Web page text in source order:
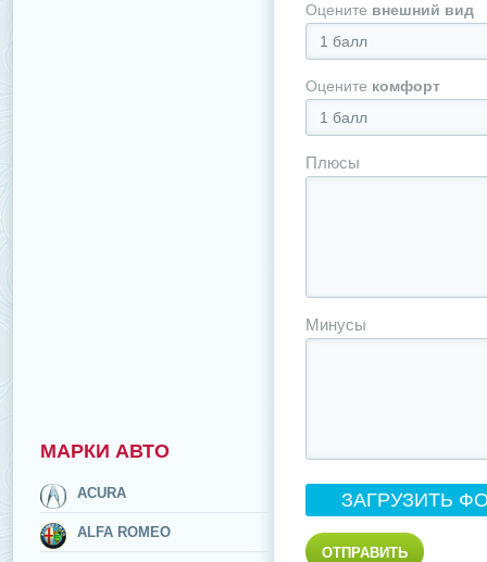
МАРКИ АВТО
ACURA
ALFA ROMEO
Оцените внешний вид
1 балл
Оцените комфорт
1 балл
Плюсы
Минусы
ЗАГРУЗИТЬ